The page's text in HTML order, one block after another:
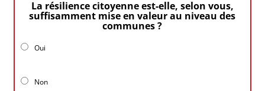
La résilience citoyenne est-elle, selon vous,
suffisamment mise en valeur au niveau des
communes ?
Oui
Non